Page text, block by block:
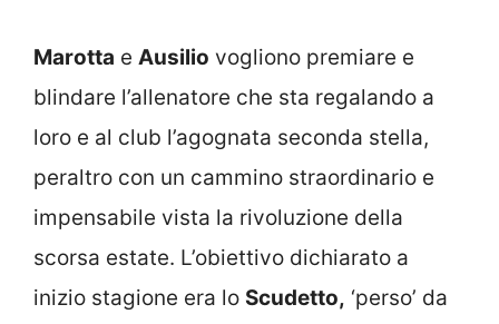
Marotta e Ausilio vogliono premiare e
blindare l’allenatore che sta regalando a
loro e al club l’agognata seconda stella,
peraltro con un cammino straordinario e
impensabile vista la rivoluzione della
scorsa estate. L’obiettivo dichiarato a
inizio stagione era lo Scudetto, ‘perso’ da